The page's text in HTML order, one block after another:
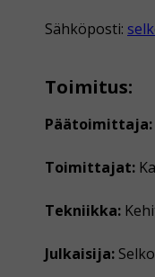
Sähköposti:
Toimitus:
Päätoimittaja:
Toimittajat:
Tekniikka:
Julkaisija: